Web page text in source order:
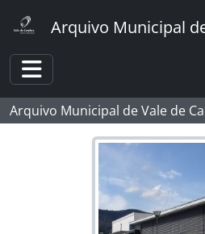
Arquivo Municipal
Toggle navigation
Arquivo Municipal de Vale de
[Fonds] Foto Sousa
[Part] CÂMARA
[Part] ASSEMBLEIA
[Part] JUNTAS DE
[Part] MOVIMENTO